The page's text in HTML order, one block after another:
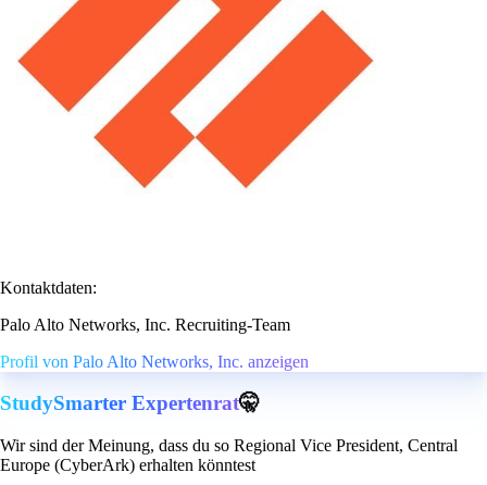
Kontaktdaten:
Palo Alto Networks, Inc. Recruiting-Team
Profil von Palo Alto Networks, Inc. anzeigen
StudySmarter Expertenrat🤫
Wir sind der Meinung, dass du so Regional Vice President, Central
Europe (CyberArk) erhalten könntest